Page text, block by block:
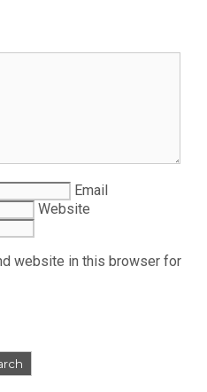
Email
Website
website in this browser for